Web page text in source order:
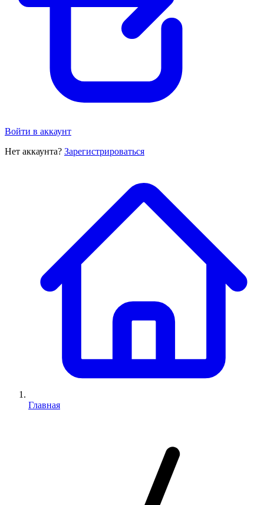
Войти в аккаунт
Нет аккаунта? Зарегистрироваться
Главная